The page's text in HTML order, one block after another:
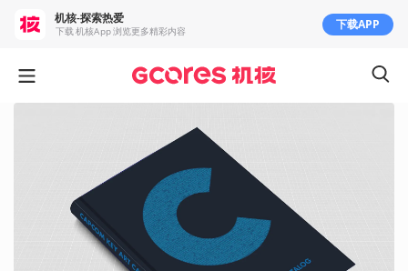
机核-探索热爱
下载 机核App 浏览更多精彩内容 下载APP